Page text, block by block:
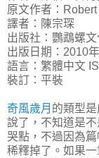
原文作者：
譯者：陳宗琛
出版社：鸚鵡螺文
出版日期：2010
語言：繁體中文
裝訂：平裝
奇風歲月 的類型
說了，不知道是
哭點，不過因為
稀釋掉了。如果